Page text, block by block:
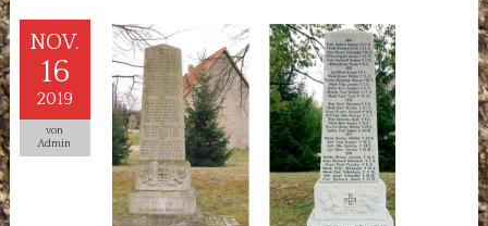
NOV.
16
2019
von
Admin